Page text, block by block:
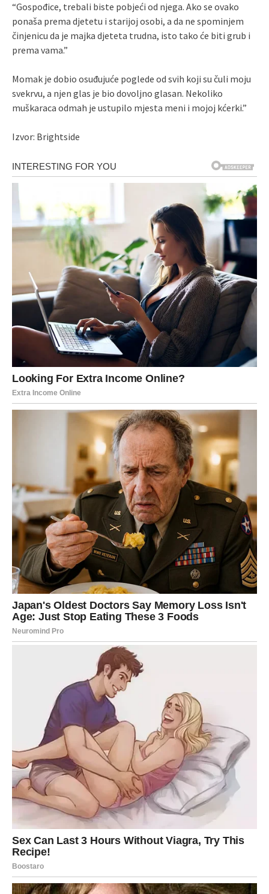
“Gospođice, trebali biste pobjeći od njega. Ako se ovako
ponaša prema djetetu i starijoj osobi, a da ne spominjem
činjenicu da je majka djeteta trudna, isto tako će biti grub i
prema vama.”
Momak je dobio osuđujuće poglede od svih koji su čuli moju
svekrvu, a njen glas je bio dovoljno glasan. Nekoliko
muškaraca odmah je ustupilo mjesta meni i mojoj kćerki.”
Izvor: Brightside